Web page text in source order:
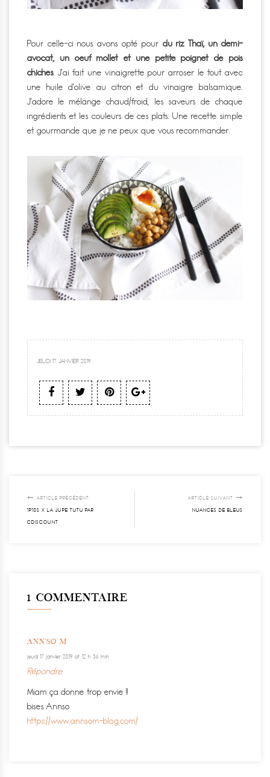
Pour celle-ci nous avons opté pour du riz Thaï, un demi-
avocat, un oeuf mollet et une petite poignet de pois
chiches . J’ai fait une vinaigrette pour arroser le tout avec
une huile d’olive au citron et du vinaigre balsamique.
J’adore le mélange chaud/froid, les saveurs de chaque
ingrédients et les couleurs de ces plats. Une recette simple
et gourmande que je ne peux que vous recommander.
JEUDI 17 JANVIER 2019
ARTICLE PRÉCÉDENT
1P10S X LA JUPE TUTU PAR
CDISCOUNT
ARTICLE SUIVANT
NUANCES DE BLEUS
1 COMMENTAIRE
ANN'SO M
jeudi 17 janvier 2019 at 12 h 36 min
Répondre
Miam ça donne trop envie !!
bises Annso
https://www.annsom-blog.com/